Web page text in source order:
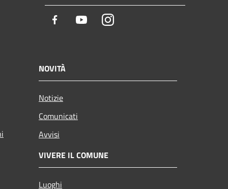
Facebook YoutubeInstagram
NOVITÀ
Notizie
Comunicati
Avvisi
VIVERE IL COMUNE
Luoghi